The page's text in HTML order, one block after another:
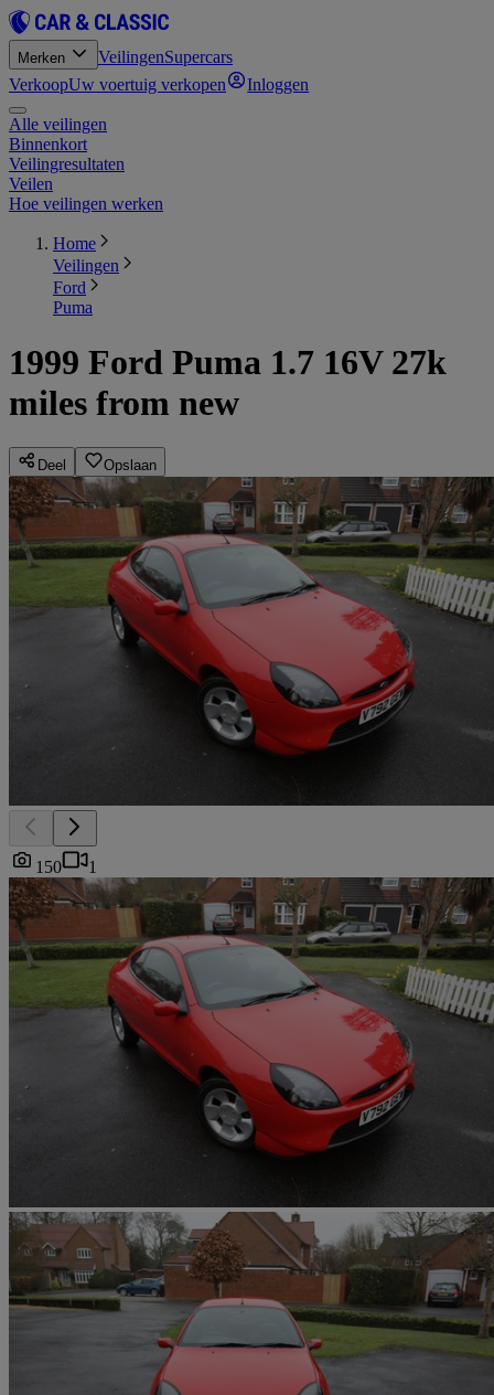
Merken VeilingenSupercars
VerkoopUw voertuig verkopen Inloggen
Alle veilingen
Binnenkort
Veilingresultaten
Veilen
Hoe veilingen werken
Home
Veilingen
Ford
Puma
1999 Ford Puma 1.7 16V 27k
miles from new
Deel Opslaan
150 1